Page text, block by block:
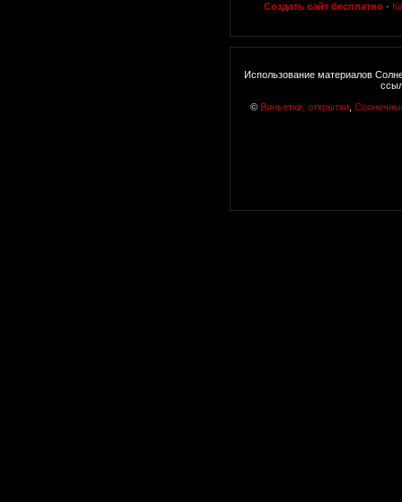
Создать сайт бесплатно ·
Использование материалов
© Виньетки, открытки